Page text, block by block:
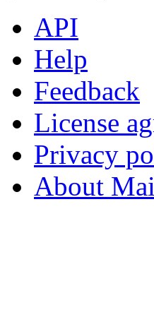
API
Help
Feedback
License
Privacy
About